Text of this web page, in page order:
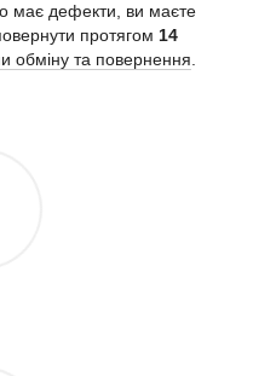
має дефекти, ви маєте
протягом 14
обміну та повернення